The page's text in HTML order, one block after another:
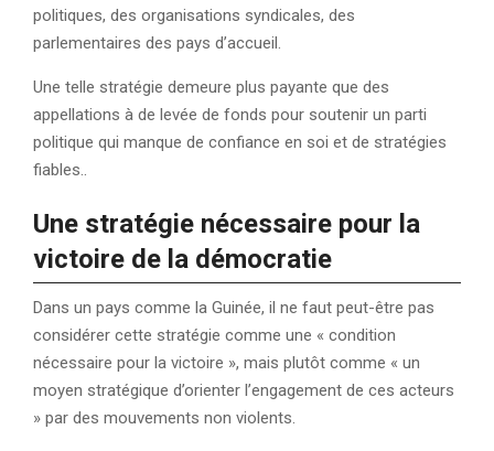
politiques, des organisations syndicales, des
parlementaires des pays d’accueil.
Une telle stratégie demeure plus payante que des
appellations à de levée de fonds pour soutenir un parti
politique qui manque de confiance en soi et de stratégies
fiables..
Une stratégie nécessaire pour la
victoire de la démocratie
Dans un pays comme la Guinée, il ne faut peut-être pas
considérer cette stratégie comme une « condition
nécessaire pour la victoire », mais plutôt comme « un
moyen stratégique d’orienter l’engagement de ces acteurs
» par des mouvements non violents.